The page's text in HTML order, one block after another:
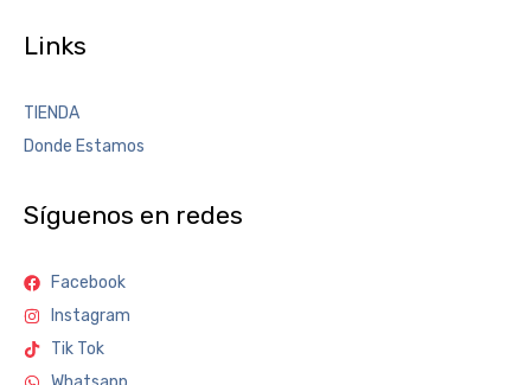
Links
TIENDA
Donde Estamos
Síguenos en redes
Facebook
Instagram
Tik Tok